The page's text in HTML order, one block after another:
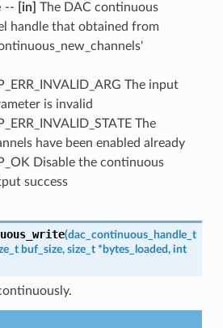
-- [in] The DAC continuous
handle that obtained from
The input
is invalid
The
have been enabled already
Disable the continuous
success
(dac_continuous_handle_t
buf_size, size_t * bytes_loaded, int